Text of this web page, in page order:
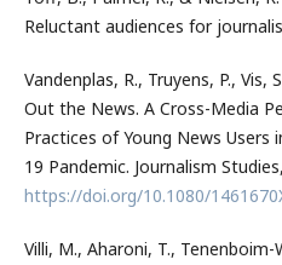
Reluctant audiences for
Vandenplas, R., Truyens, P., Vis,
Out the News. A Cross-Media
Practices of Young News Users
19 Pandemic. Journalism
https://doi.org/10.1080/
Villi, M., Aharoni, T.,